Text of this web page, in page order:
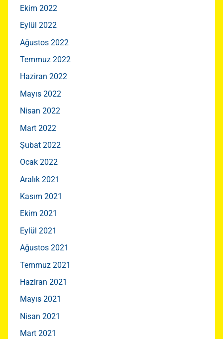
Ekim 2022
Eylül 2022
Ağustos 2022
Temmuz 2022
Haziran 2022
Mayıs 2022
Nisan 2022
Mart 2022
Şubat 2022
Ocak 2022
Aralık 2021
Kasım 2021
Ekim 2021
Eylül 2021
Ağustos 2021
Temmuz 2021
Haziran 2021
Mayıs 2021
Nisan 2021
Mart 2021